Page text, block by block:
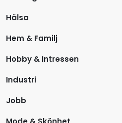
i
n
g
Hälsa
Hem & Familj
Hobby & Intressen
Industri
Jobb